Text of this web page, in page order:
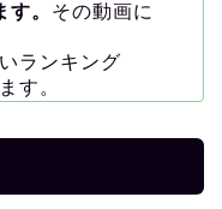
。 その動画に
ランキング
す。